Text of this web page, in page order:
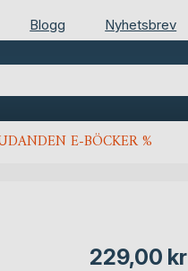
Blogg Nyhetsbrev
E-BÖCKER %
229,00 kr